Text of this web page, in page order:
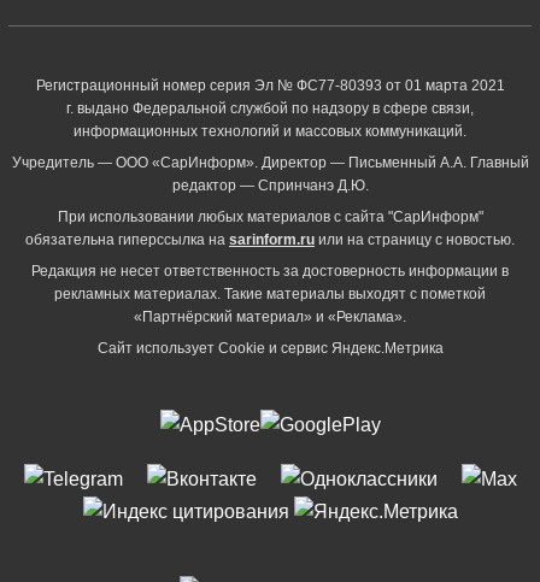
Регистрационный номер серия Эл № ФС77-80393 от 01 марта 2021
г. выдано Федеральной службой по надзору в сфере связи,
информационных технологий и массовых коммуникаций.
Учредитель — ООО «СарИнформ». Директор — Письменный А.А. Главный
редактор — Спринчанэ Д.Ю.
При использовании любых материалов с сайта "СарИнформ"
обязательна гиперссылка на sarinform.ru или на страницу с новостью.
Редакция не несет ответственность за достоверность информации в
рекламных материалах. Такие материалы выходят с пометкой
«Партнёрский материал» и «Реклама».
Сайт использует Cookie и сервиc Яндекс.Метрика